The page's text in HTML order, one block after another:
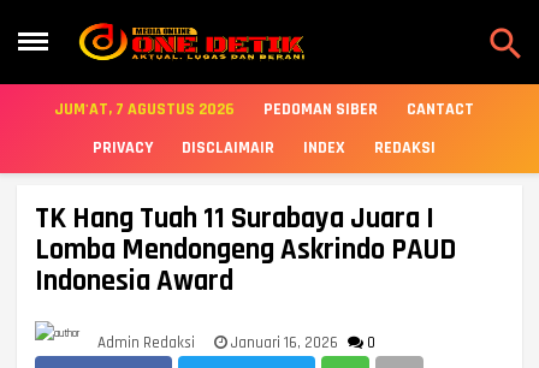

JUM'AT, 7 AGUSTUS 2026 PEDOMAN SIBER
CANTACT
PRIVACY
DISCLAIMAIR INDEX REDAKSI
TK Hang Tuah 11 Surabaya Juara I
Lomba Mendongeng Askrindo PAUD
Indonesia Award
Admin Redaksi Januari 16, 2026 0